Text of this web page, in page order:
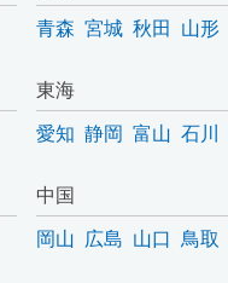
青森 宮城 秋田 山形
東海
愛知 静岡 富山 石川
中国
岡山 広島 山口 鳥取